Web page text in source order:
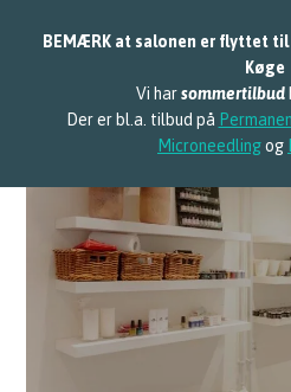
BEMÆRK at salonen er flyttet til
Køge
Vi harsommertilbud
Der er bl.a. tilbud på
Microneedlingog